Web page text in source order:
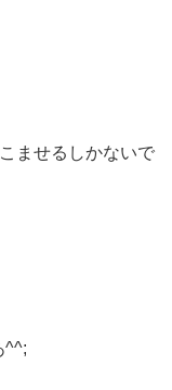
ませるしかないで
^^;